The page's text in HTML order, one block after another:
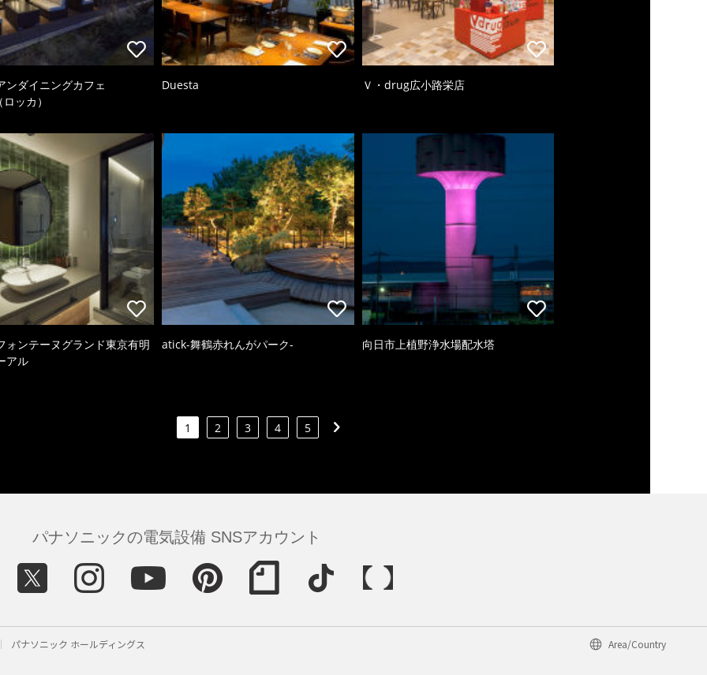
ンダイニングカフェ
ッカ）
Duesta Ｖ・drug広小路栄店
ォンテーヌグランド東京有明
アル
atick-舞鶴赤れんがパーク- 向日市上植野浄水場配水塔
1 2 3 4 5
パナソニックの電気設備 SNSアカウント
パナソニック ホールディングス Area/Country